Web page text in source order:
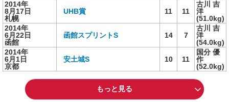
2014年
8月17日
札幌
UHB賞 11 11
古川 吉
洋
(51.0kg)
2014年
6月22日
函館
函館スプリントS 14 7
古川 吉
洋
(54.0kg)
2014年
6月1日
京都
安土城S 10 11
国分 優
作
(52.0kg)
もっと見る